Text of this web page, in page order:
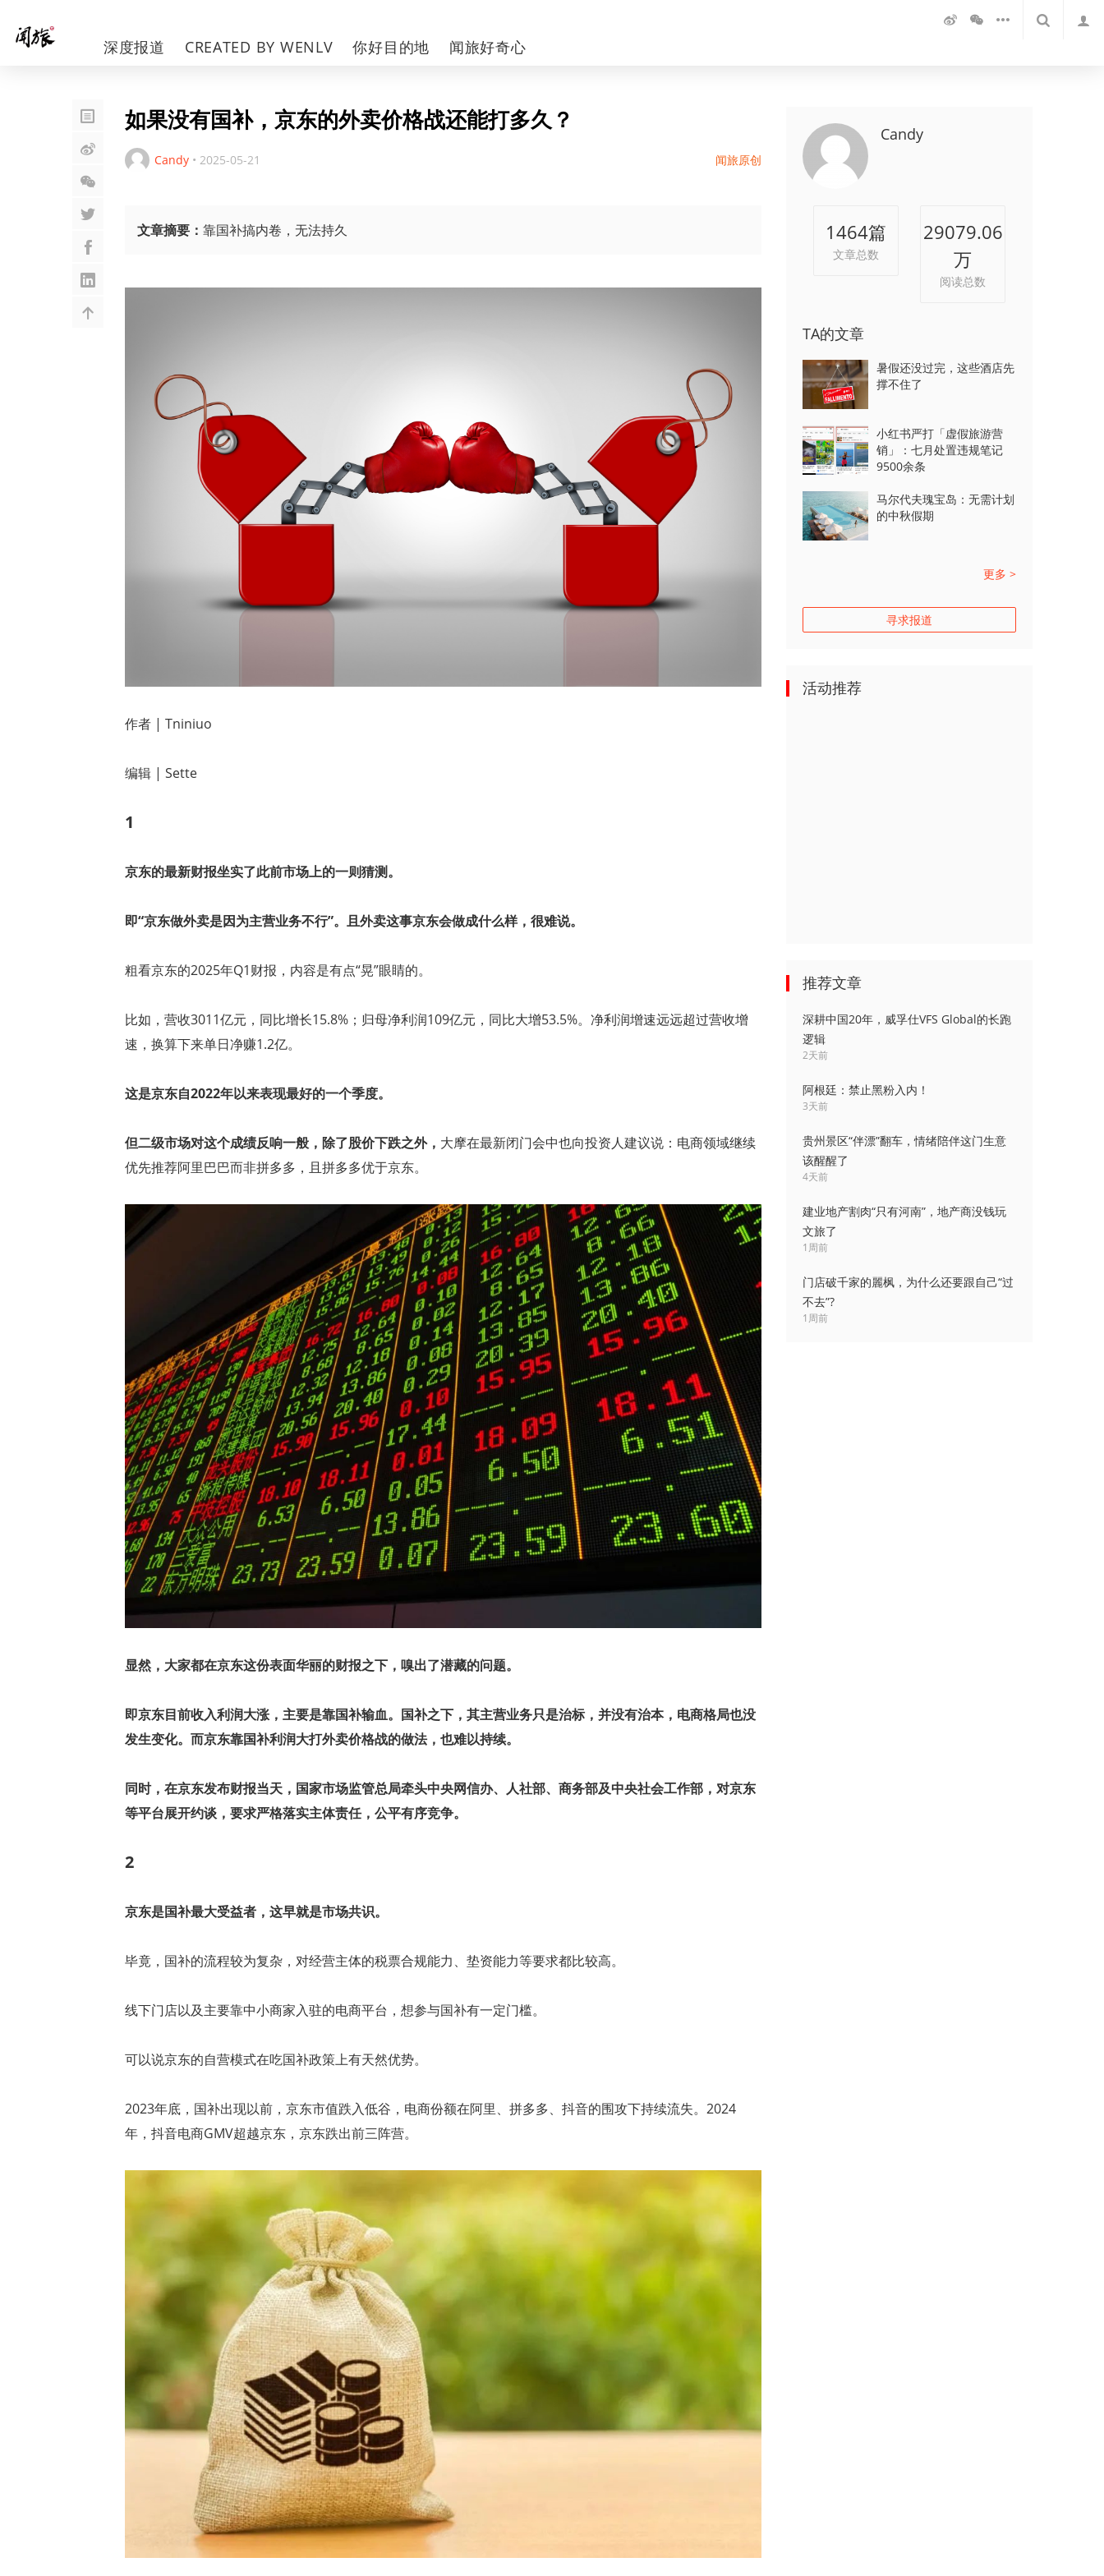
深度报道 CREATED BY WENLV 你好目的地 闻旅好奇心
如果没有国补，京东的外卖价格战还能打多久？
Candy • 2025-05-21 闻旅原创
文章摘要： 靠国补搞内卷，无法持久
作者 | Tniniuo
编辑 | Sette
1
京东的最新财报坐实了此前市场上的一则猜测。
即“京东做外卖是因为主营业务不行”。且外卖这事京东会做成什么样，很难说。
粗看京东的2025年Q1财报，内容是有点“晃”眼睛的。
比如，营收3011亿元，同比增长15.8%；归母净利润109亿元，同比大增53.5%。净利润增速远远超过营收增
速，换算下来单日净赚1.2亿。
这是京东自2022年以来表现最好的一个季度。
但二级市场对这个成绩反响一般，除了股价下跌之外， 大摩在最新闭门会中也向投资人建议说：电商领域继续
优先推荐阿里巴巴而非拼多多，且拼多多优于京东。
显然，大家都在京东这份表面华丽的财报之下，嗅出了潜藏的问题。
即京东目前收入利润大涨，主要是靠国补输血。国补之下，其主营业务只是治标，并没有治本，电商格局也没
发生变化。而京东靠国补利润大打外卖价格战的做法，也难以持续。
同时，在京东发布财报当天，国家市场监管总局牵头中央网信办、人社部、商务部及中央社会工作部，对京东
等平台展开约谈，要求严格落实主体责任，公平有序竞争。
2
京东是国补最大受益者，这早就是市场共识。
毕竟，国补的流程较为复杂，对经营主体的税票合规能力、垫资能力等要求都比较高。
线下门店以及主要靠中小商家入驻的电商平台，想参与国补有一定门槛。
可以说京东的自营模式在吃国补政策上有天然优势。
2023年底，国补出现以前，京东市值跌入低谷，电商份额在阿里、拼多多、抖音的围攻下持续流失。2024
年，抖音电商GMV超越京东，京东跌出前三阵营。
Candy
1464篇
文章总数
29079.06
万
阅读总数
TA的文章
暑假还没过完，这些酒店先
撑不住了
小红书严打「虚假旅游营
销」：七月处置违规笔记
9500余条
马尔代夫瑰宝岛：无需计划
的中秋假期
更多 >
寻求报道
活动推荐
推荐文章
深耕中国20年，威孚仕VFS Global的长跑
逻辑
2天前
阿根廷：禁止黑粉入内！
3天前
贵州景区“伴漂”翻车，情绪陪伴这门生意
该醒醒了
4天前
建业地产割肉“只有河南”，地产商没钱玩
文旅了
1周前
门店破千家的麗枫，为什么还要跟自己“过
不去”?
1周前